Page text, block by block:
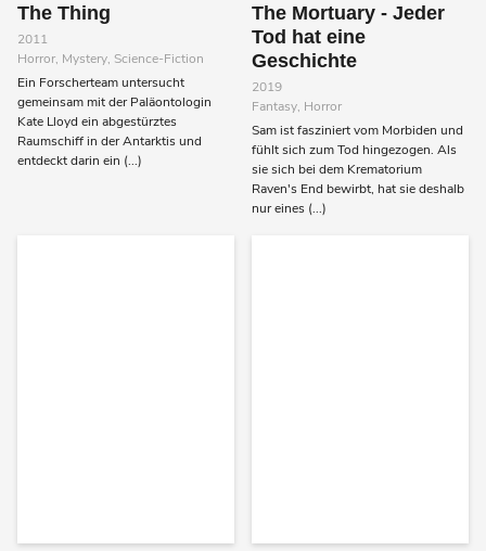
The Thing
2011
Horror, Mystery, Science-Fiction
Ein Forscherteam untersucht
gemeinsam mit der Paläontologin
Kate Lloyd ein abgestürztes
Raumschiff in der Antarktis und
entdeckt darin ein (...)
The Mortuary - Jeder
Tod hat eine
Geschichte
2019
Fantasy, Horror
Sam ist fasziniert vom Morbiden und
fühlt sich zum Tod hingezogen. Als
sie sich bei dem Krematorium
Raven's End bewirbt, hat sie deshalb
nur eines (...)